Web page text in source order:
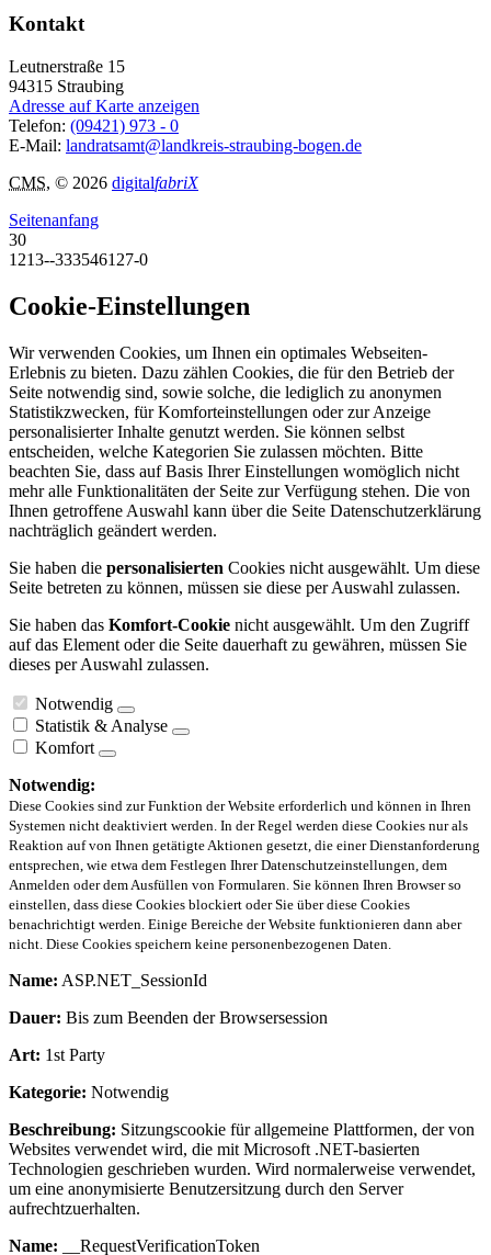
Kontakt
Leutnerstraße 15
94315 Straubing
Adresse auf Karte anzeigen
Telefon: (09421) 973 - 0
E-Mail: landratsamt@landkreis-straubing-bogen.de
CMS, © 2026 digitalfabriX
Seitenanfang
30
1213--333546127-0
Cookie-Einstellungen
Wir verwenden Cookies, um Ihnen ein optimales Webseiten-
Erlebnis zu bieten. Dazu zählen Cookies, die für den Betrieb der
Seite notwendig sind, sowie solche, die lediglich zu anonymen
Statistikzwecken, für Komforteinstellungen oder zur Anzeige
personalisierter Inhalte genutzt werden. Sie können selbst
entscheiden, welche Kategorien Sie zulassen möchten. Bitte
beachten Sie, dass auf Basis Ihrer Einstellungen womöglich nicht
mehr alle Funktionalitäten der Seite zur Verfügung stehen. Die von
Ihnen getroffene Auswahl kann über die Seite Datenschutzerklärung
nachträglich geändert werden.
Sie haben die personalisierten Cookies nicht ausgewählt. Um diese
Seite betreten zu können, müssen sie diese per Auswahl zulassen.
Sie haben das Komfort-Cookie nicht ausgewählt. Um den Zugriff
auf das Element oder die Seite dauerhaft zu gewähren, müssen Sie
dieses per Auswahl zulassen.
Notwendig
Statistik & Analyse
Komfort
Notwendig:
Diese Cookies sind zur Funktion der Website erforderlich und können in Ihren
Systemen nicht deaktiviert werden. In der Regel werden diese Cookies nur als
Reaktion auf von Ihnen getätigte Aktionen gesetzt, die einer Dienstanforderung
entsprechen, wie etwa dem Festlegen Ihrer Datenschutzeinstellungen, dem
Anmelden oder dem Ausfüllen von Formularen. Sie können Ihren Browser so
einstellen, dass diese Cookies blockiert oder Sie über diese Cookies
benachrichtigt werden. Einige Bereiche der Website funktionieren dann aber
nicht. Diese Cookies speichern keine personenbezogenen Daten.
Name: ASP.NET_SessionId
Dauer: Bis zum Beenden der Browsersession
Art: 1st Party
Kategorie: Notwendig
Beschreibung: Sitzungscookie für allgemeine Plattformen, der von
Websites verwendet wird, die mit Microsoft .NET-basierten
Technologien geschrieben wurden. Wird normalerweise verwendet,
um eine anonymisierte Benutzersitzung durch den Server
aufrechtzuerhalten.
Name: __RequestVerificationToken